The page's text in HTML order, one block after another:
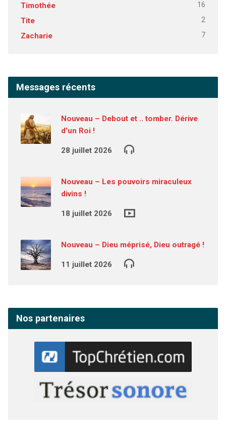
Timothée 16
Tite 2
Zacharie 7
Messages récents
Nouveau – Debout et .. tomber. Dérive
d’un Roi !
28 juillet 2026
Nouveau – Les pouvoirs miraculeux
divins !
18 juillet 2026
Nouveau – Dieu méprisé, Dieu outragé !
11 juillet 2026
Nos partenaires